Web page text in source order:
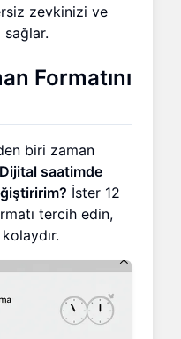
zevkinizi ve
Formatını
biri zaman
Dijital saatimde
İster 12
tercih edin,